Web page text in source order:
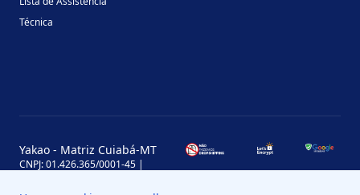
Técnica
Yakao - Matriz Cuiabá-MT
CNPJ: 01.426.365/0001-45 |